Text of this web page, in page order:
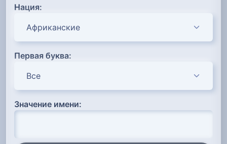
Нация:
Первая буква:
Значение имени: